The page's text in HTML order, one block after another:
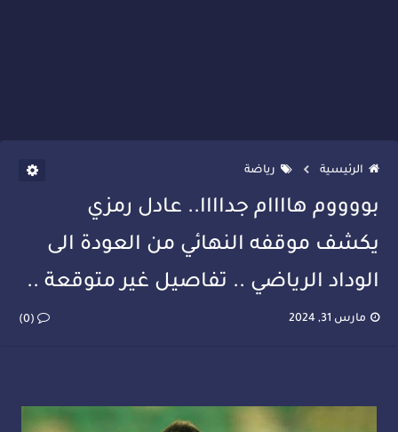
الرئيسية رياضة
بووووم هاااام جداااا.. عادل رمزي
يكشف موقفه النهائي من العودة الى
الوداد الرياضي .. تفاصيل غير متوقعة ..
مارس 31, 2024 (0)